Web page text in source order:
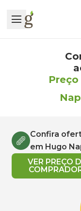
Confira
em Hugo
VER PREÇO